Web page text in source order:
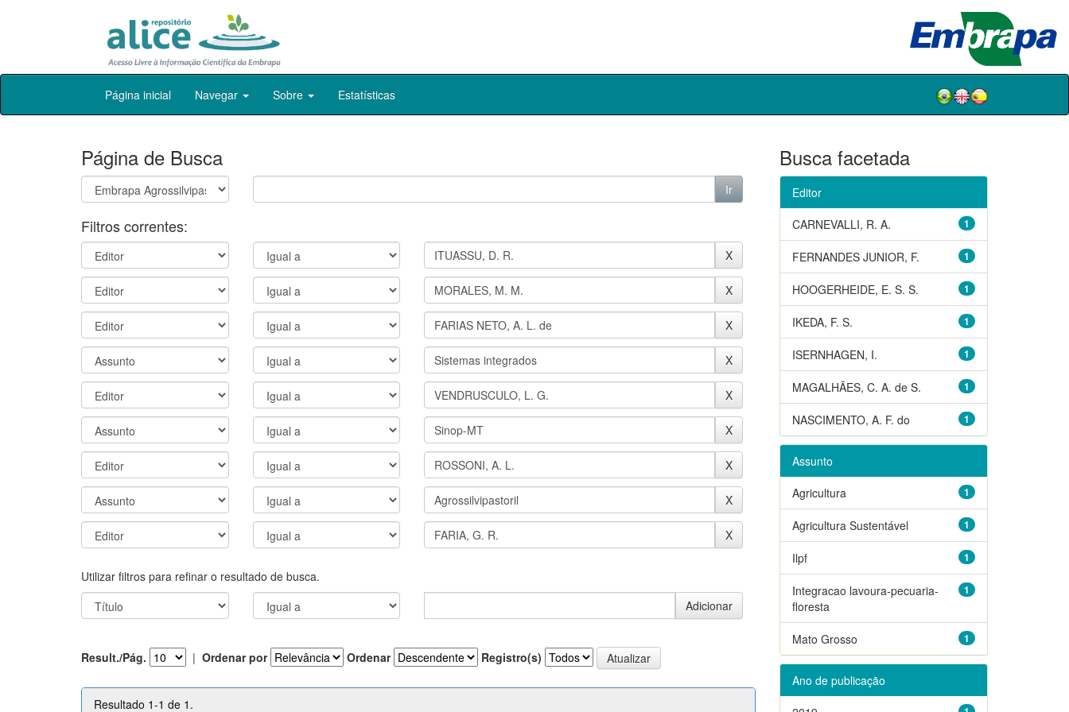
Skip
Página inicial Navegar Sobre Estatísticas
Página de Busca
Filtros correntes:
Utilizar filtros para refinar o resultado de busca.
Result./Pág. | Ordenar por Ordenar Registro(s)
Resultado 1-1 de 1.
Busca facetada
Editor
1
CARNEVALLI, R. A.
1
FERNANDES JUNIOR, F.
1
HOOGERHEIDE, E. S. S.
1
IKEDA, F. S.
1
ISERNHAGEN, I.
1
MAGALHÃES, C. A. de S.
1
NASCIMENTO, A. F. do
Assunto
1
Agricultura
1
Agricultura Sustentável
1
Ilpf
1
Integracao lavoura-pecuaria-
floresta
1
Mato Grosso
Ano de publicação